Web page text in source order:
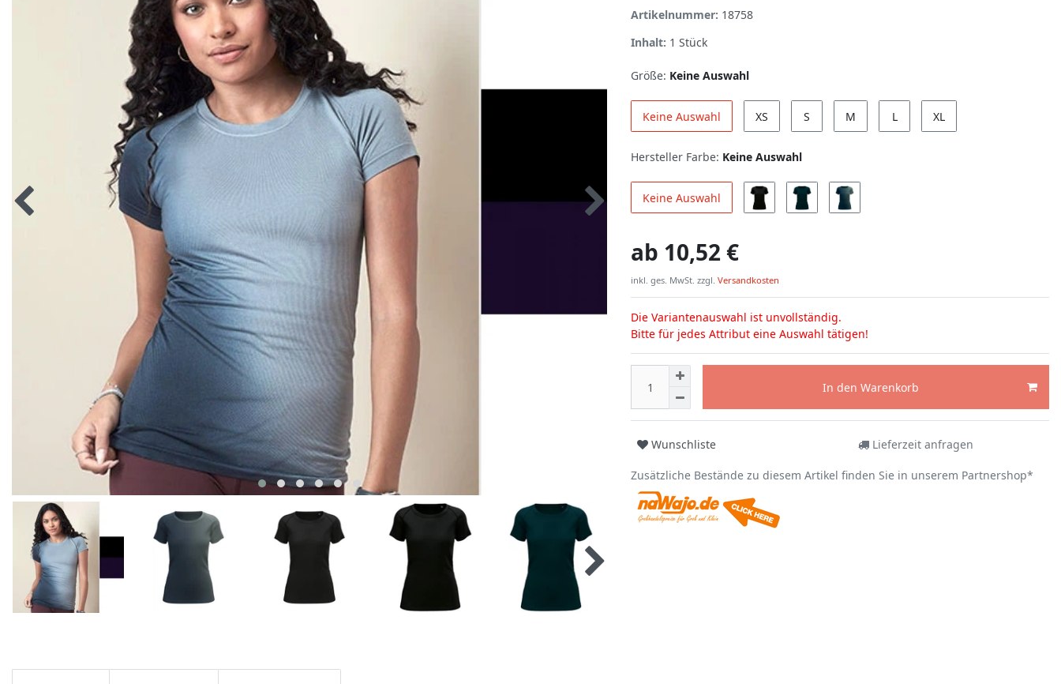
Artikelnummer: 18758
Inhalt: 1 Stück
Größe: Keine Auswahl
Keine Auswahl XS S M L XL
Hersteller Farbe: Keine Auswahl
Keine Auswahl
ab 10,52 €
inkl. ges. MwSt. zzgl. Versandkosten
Die Variantenauswahl ist unvollständig.
Bitte für jedes Attribut eine Auswahl tätigen!
In den Warenkorb
Wunschliste Lieferzeit anfragen
Zusätzliche Bestände zu diesem Artikel finden Sie in unserem Partnershop*